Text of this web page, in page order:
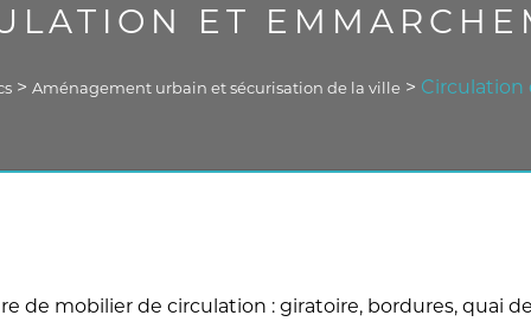
ET
> Aménagement urbain et sécurisation de la ville >
de mobilier de circulation : giratoire, bordures, quai